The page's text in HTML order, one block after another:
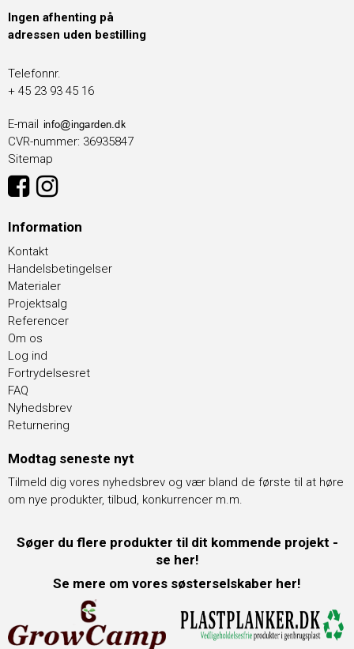
Ingen afhenting på
adressen uden bestilling
Telefonnr.
+ 45 23 93 45 16
E-mail
CVR-nummer: 36935847
Sitemap
Information
Kontakt
Handelsbetingelser
Materialer
Projektsalg
Referencer
Om os
Log ind
Fortrydelsesret
FAQ
Nyhedsbrev
Returnering
Modtag seneste nyt
Tilmeld dig vores nyhedsbrev og vær bland de første til at høre
om nye produkter, tilbud, konkurrencer m.m.
Søger du flere produkter til dit kommende projekt -
se her!
Se mere om vores søsterselskaber her!